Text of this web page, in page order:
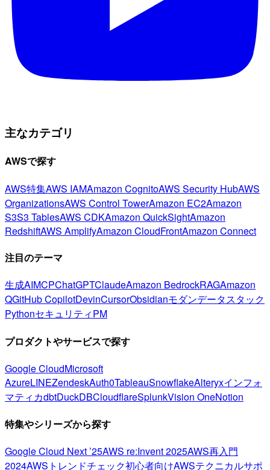
主なカテゴリ
AWSで探す
AWS特集AWS IAMAmazon CognitoAWS Security HubAWS
OrganizationsAWS Control TowerAmazon EC2Amazon
S3S3 TablesAWS CDKAmazon QuickSightAmazon
RedshiftAWS AmplifyAmazon CloudFrontAmazon Connect
注目のテーマ
生成AIMCPChatGPTClaudeAmazon BedrockRAGAmazon
QGitHub CopilotDevinCursorObsidianモダンデータスタック
PythonセキュリティPM
プロダクトやサービスで探す
Google CloudMicrosoft
AzureLINEZendeskAuth0TableauSnowflakeAlteryxインフォ
マティカdbtDuckDBCloudflareSplunkVision OneNotion
特集やシリーズから探す
Google Cloud Next ’25AWS re:Invent 2025AWS再入門
2024AWSトレンドチェック初心者向けAWSテクニカルサポ